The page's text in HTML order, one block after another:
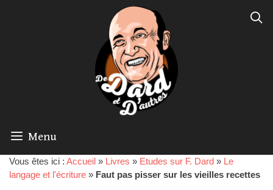
Menu
Vous êtes ici : Accueil » Livres » Etudes sur F. Dard » Le
langage et l'écriture » Faut pas pisser sur les vieilles recettes